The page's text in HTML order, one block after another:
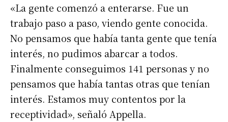
«La gente comenzó a enterarse. Fue un
trabajo paso a paso, viendo gente conocida.
No pensamos que había tanta gente que tenía
interés, no pudimos abarcar a todos.
Finalmente conseguimos 141 personas y no
pensamos que había tantas otras que tenían
interés. Estamos muy contentos por la
receptividad», señaló Appella.